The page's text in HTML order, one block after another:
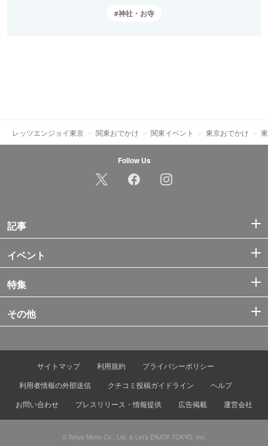
神社・お寺
レッツエンジョイ東京 関東おでかけ 関東イベント 東京おでかけ
Follow Us
記事
イベント
特集
その他
サイトマップ 利用規約
プライバシーポリシー
利用者情報の外部送信
クチコミ投稿ガイドライン
ヘルプ
お問い合わせ
プレスリリース・情報提供 広告掲載 運営会社
© Tokyo Metro Co., Ltd. & Let’s ENJOY TOKYO, Inc.